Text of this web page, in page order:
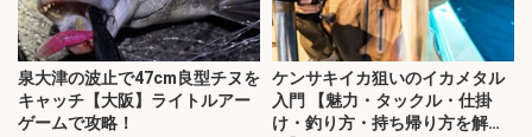
泉大津の波止で47cm良型チヌを
キャッチ【大阪】ライトルアー
ゲームで攻略！
ケンサキイカ狙いのイカメタル
入門 【魅力・タックル・仕掛
け・釣り方・持ち帰り方を解